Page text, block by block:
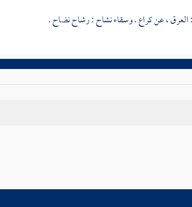
، عنكراع. وسقاء نشاح : رشاح نضاح .